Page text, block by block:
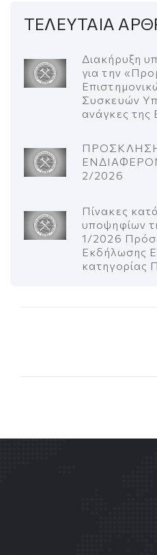
ΤΕΛΕΥΤΑΙΑ
Διακήρυξη
για την
Συσκευών
ανάγκες
2/2026
Πίνακες
υποψηφίων
1/2026
Εκδήλωσης
κατηγορίας